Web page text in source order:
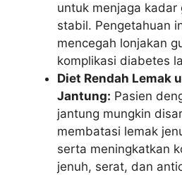
untuk menjaga
stabil. Pengetahuan
mencegah lonjakan
komplikasi diabetes
Diet Rendah Lemak
Jantung: Pasien
jantung mungkin
membatasi lemak
serta meningkatkan
jenuh, serat, dan